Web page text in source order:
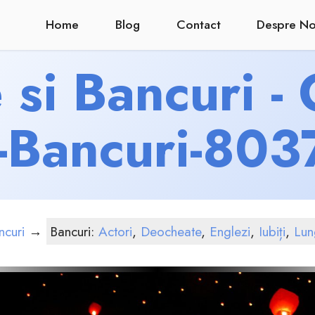
Home Blog Contact Despre
Bancuri -
→ Bancuri: Actori, Deocheate, Englezi, Iubiți,